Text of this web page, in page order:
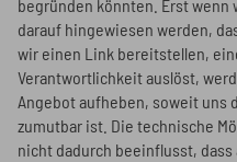
begründen könnten. Erst
darauf hingewiesen werden,
wir einen Link bereitstellen,
Verantwortlichkeit auslöst,
Angebot aufheben, soweit uns
zumutbar ist. Die technische
nicht dadurch beeinflusst,